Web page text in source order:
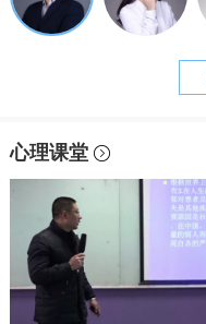
心理课堂